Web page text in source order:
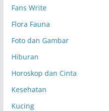
Fans Write
Flora Fauna
Foto dan Gambar
Hiburan
Horoskop dan Cinta
Kesehatan
Kucing